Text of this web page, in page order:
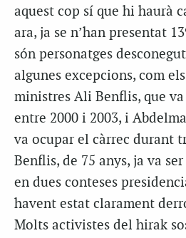
aquest cop sí que hi haurà
ara, ja se n’han presentat
són personatges
algunes excepcions, com
ministres Ali Benflis, que
entre 2000 i 2003, i
va ocupar el càrrec durant
Benflis, de 75 anys, ja va
en dues conteses
havent estat clarament
Molts activistes del hirak